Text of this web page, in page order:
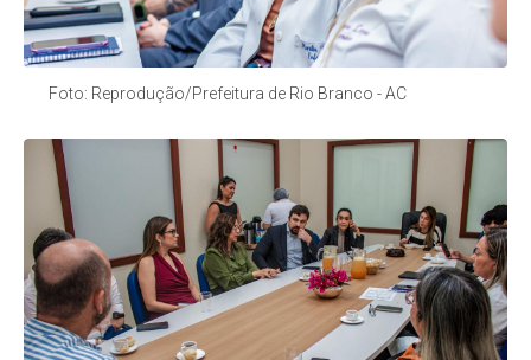
Foto: Reprodução/Prefeitura de Rio Branco - AC